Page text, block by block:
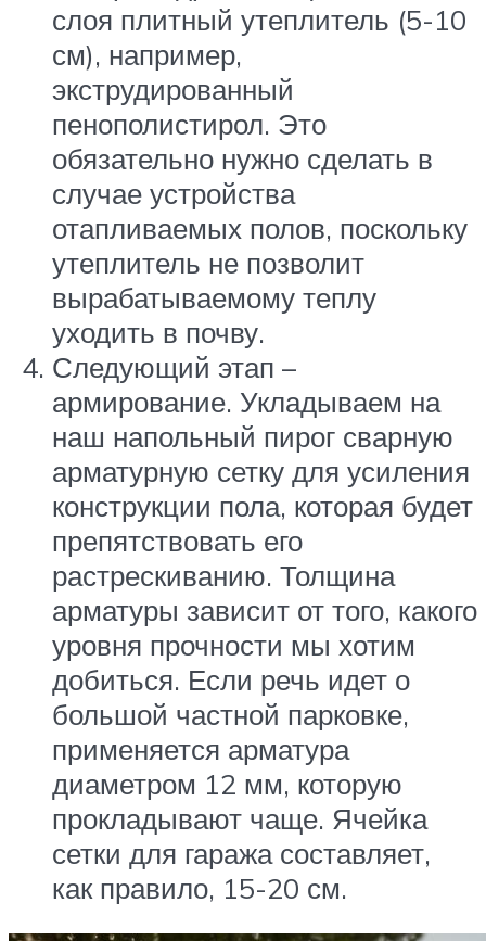
слоя плитный утеплитель (5-10
см), например,
экструдированный
пенополистирол. Это
обязательно нужно сделать в
случае устройства
отапливаемых полов, поскольку
утеплитель не позволит
вырабатываемому теплу
уходить в почву.
Следующий этап –
армирование. Укладываем на
наш напольный пирог сварную
арматурную сетку для усиления
конструкции пола, которая будет
препятствовать его
растрескиванию. Толщина
арматуры зависит от того, какого
уровня прочности мы хотим
добиться. Если речь идет о
большой частной парковке,
применяется арматура
диаметром 12 мм, которую
прокладывают чаще. Ячейка
сетки для гаража составляет,
как правило, 15-20 см.